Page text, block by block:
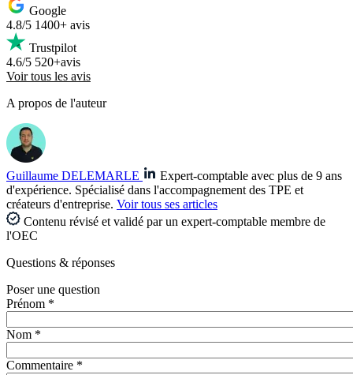
Google
4.8/5 1400+ avis
Trustpilot
4.6/5 520+avis
Voir tous les avis
A propos de l'auteur
Guillaume DELEMARLE
Expert-comptable avec plus de 9 ans
d'expérience. Spécialisé dans l'accompagnement des TPE et
créateurs d'entreprise. Voir tous ses articles
Contenu révisé et validé par un expert-comptable membre de
l'OEC
Questions & réponses
Poser une question
Prénom *
Nom *
Commentaire *